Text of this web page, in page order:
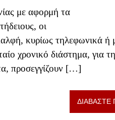
με αφορμή τα
οι
κυρίως τηλεφωνικά ή
χρονικό διάστημα, για
προσεγγίζουν […]
ΔΙΑΒΑΣΤΕ